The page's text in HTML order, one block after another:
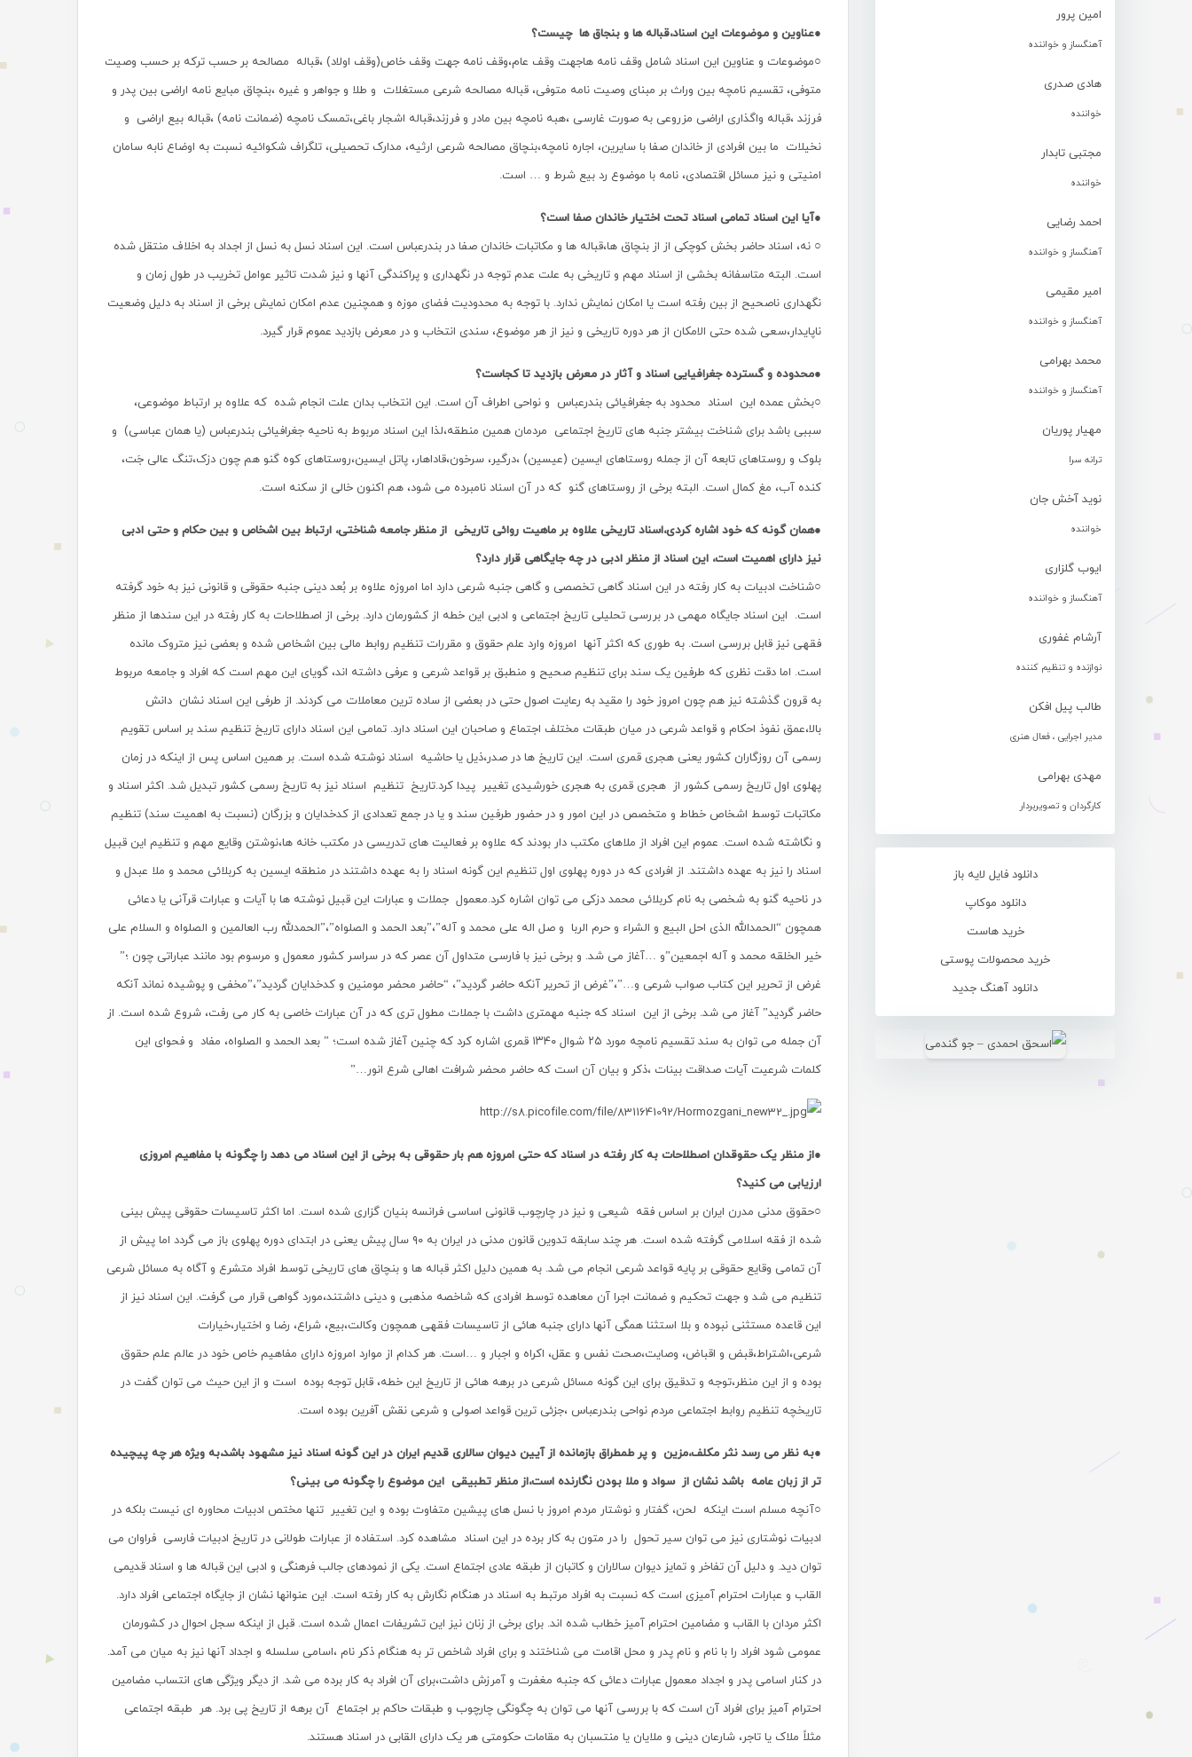
امین پرور
آهنگساز و خواننده
هادی صدری
خواننده
مجتبی تابدار
خواننده
احمد رضایی
آهنگساز و خواننده
امیر مقیمی
آهنگساز و خواننده
محمد بهرامی
آهنگساز و خواننده
مهیار پوریان
ترانه سرا
نوید آخش جان
خواننده
ایوب گلزاری
آهنگساز و خواننده
آرشام غفوری
نوازنده و تنظیم کننده
طالب پیل افکن
مدیر اجرایی ، فعال هنری
مهدی بهرامی
کارگردان و تصویربردار
دانلود فایل لایه باز
دانلود موکاپ
خرید هاست
خرید محصولات پوستی
دانلود آهنگ جدید
●عناوین و موضوعات این اسناد،قباله ها و بنجاق ها چیست؟
○موضوعات و عناوین این اسناد شامل وقف نامه هاجهت وقف عام،وقف نامه جهت وقف خاص(وقف اولاد) ،قباله مصالحه بر حسب ترکه بر حسب وصیت
متوفی، تقسیم نامچه بین وراث بر مبنای وصیت نامه متوفی، قباله مصالحه شرعی مستغلات و طلا و جواهر و غیره ،بنچاق مبایع نامه اراضی بین پدر و
فرزند ،قباله واگذاری اراضی مزروعی به صورت غارسی ،هبه نامچه بین مادر و فرزند،قباله اشجار باغی،تمسک نامچه (ضمانت نامه) ،قباله بیع اراضی و
نخیلات ما بین افرادی از خاندان صفا با سایرین، اجاره نامچه،بنچاق مصالحه شرعی ارثیه، مدارک تحصیلی، تلگراف شکوائیه نسبت به اوضاع نابه سامان
امنیتی و نیز مسائل اقتصادی، نامه با موضوع رد بیع شرط و … است.
●آیا این اسناد تمامی اسناد تحت اختیار خاندان صفا است؟
○ نه، اسناد حاضر بخش کوچکی از از بنچاق ها،قباله ها و مکاتبات خاندان صفا در بندرعباس است. این اسناد نسل به نسل از اجداد به اخلاف منتقل شده
است. البته متاسفانه بخشی از اسناد مهم و تاریخی به علت عدم توجه در نگهداری و پراکندگی آنها و نیز شدت تاثیر عوامل تخریب در طول زمان و
نگهداری ناصحیح از بین رفته است یا امکان نمایش ندارد. با توجه به محدودیت فضای موزه و همچنین عدم امکان نمایش برخی از اسناد به دلیل وضعیت
ناپایدار،سعی شده حتی الامکان از هر دوره تاریخی و نیز از هر موضوع، سندی انتخاب و در معرض بازدید عموم قرار گیرد.
●محدوده و گسترده جغرافیایی اسناد و آثار در معرض بازدید تا کجاست؟
○بخش عمده این اسناد محدود به جغرافیائی بندرعباس و نواحی اطراف آن است. این انتخاب بدان علت انجام شده که علاوه بر ارتباط موضوعی،
سببی باشد برای شناخت بیشتر جنبه های تاریخ اجتماعی مردمان همین منطقه،لذا این اسناد مربوط به ناحیه جغرافیائی بندرعباس (یا همان عباسی) و
بلوک و روستاهای تابعه آن از جمله روستاهای ایسین (عیسین) ،درگیر، سرخون،قاداهار، پاتل ایسین،روستاهای کوه گنو هم چون دزک،تنگ عالی جَت،
کنده آب، مغ کمال است. البته برخی از روستاهای گنو که در آن اسناد نامبرده می شود، هم اکنون خالی از سکنه است.
●همان گونه که خود اشاره کردی،اسناد تاریخی علاوه بر ماهیت روائی تاریخی از منظر جامعه شناختی، ارتباط بین اشخاص و بین حکام و حتی ادبی
نیز دارای اهمیت است، این اسناد از منظر ادبی در چه جایگاهی قرار دارد؟
○شناخت ادبیات به کار رفته در این اسناد گاهی تخصصی و گاهی جنبه شرعی دارد اما امروزه علاوه بر بُعد دینی جنبه حقوقی و قانونی نیز به خود گرفته
است. این اسناد جایگاه مهمی در بررسی تحلیلی تاریخ اجتماعی و ادبی این خطه از کشورمان دارد. برخی از اصطلاحات به کار رفته در این سندها از منظر
فقهی نیز قابل بررسی است‌. به طوری که اکثر آنها امروزه وارد علم حقوق و مقررات تنظیم روابط مالی بین اشخاص شده و بعضی نیز متروک مانده
است. اما دقت نظری که طرفین یک سند برای تنظیم صحیح و منطبق بر قواعد شرعی و عرفی داشته اند، گویای این مهم است که افراد و جامعه مربوط
به قرون گذشته نیز هم چون امروز خود را مقید به رعایت اصول حتی در بعضی از ساده ترین معاملات می کردند. از طرفی این اسناد نشان دانش
بالا،عمق نفوذ احکام و قواعد شرعی در میان طبقات مختلف اجتماع و صاحبان این اسناد دارد. تمامی این اسناد دارای تاریخ تنظیم سند بر اساس تقویم
رسمی آن روزگاران کشور یعنی هجری قمری است. این تاریخ ها در صدر،ذیل یا حاشیه اسناد نوشته شده است. بر همین اساس پس از اینکه در زمان
پهلوی اول تاریخ رسمی کشور از هجری قمری به هجری خورشیدی تغییر پیدا کرد.تاریخ تنظیم اسناد نیز به تاریخ رسمی کشور تبدیل شد. اکثر اسناد و
مکاتبات توسط اشخاص خطاط و متخصص در این امور و در حضور طرفین سند و یا در جمع تعدادی از کدخدایان و بزرگان (نسبت به اهمیت سند) تنظیم
و نگاشته شده است‌. عموم این افراد از ملاهای مکتب دار بودند که علاوه بر فعالیت های تدریسی در مکتب خانه ها،نوشتن وقایع مهم و تنظیم این قبیل
اسناد را نیز به عهده داشتند. از افرادی که در دوره پهلوی اول تنظیم این گونه اسناد را به عهده داشتند در منطقه ایسین به کربلائی محمد و ملا عبدل و
در ناحیه گنو به شخصی به نام کربلائی محمد دزکی می توان اشاره کرد.معمول جملات و عبارات این قبیل نوشته ها با آیات و عبارات قرآنی یا دعائی
همچون “الحمدالله الذی احل البیع و الشراء و حرم الربا و صل اله علی محمد و آله”،”بعد الحمد و الصلواه”،”الحمدلله رب العالمین و الصلواه و السلام علی
خیر الخلقه محمد و آله اجمعین”و …آغاز می شد. و برخی نیز با فارسی متداول آن عصر که در سراسر کشور معمول و مرسوم بود مانند عباراتی چون ؛”
غرض از تحریر این کتاب صواب شرعی و…”،”غرض از تحریر آنکه حاضر گردید”، “حاضر محضر مومنین و کدخدایان گردید”،”مخفی و پوشیده نماند آنکه
حاضر گردید” آغاز می شد. برخی از این اسناد که جنبه مهمتری داشت با جملات مطول تری که در آن عبارات خاصی به کار می رفت، شروع شده است. از
آن جمله می توان به سند تقسیم نامچه مورد ۲۵ شوال ۱۳۴۰ قمری اشاره کرد که چنین آغاز شده‌ است؛ ” بعد الحمد و الصلواه، مفاد و فحوای این
کلمات شرعیت آیات صداقت بینات ،ذکر و بیان آن است که حاضر محضر شرافت اهالی شرع انور…”
●از منظر یک حقوقدان اصطلاحات به کار رفته در اسناد که حتی امروزه هم بار حقوقی به برخی از این اسناد می دهد را چگونه با مفاهیم امروزی
ارزیابی می کنید؟
○حقوق مدنی مدرن ایران بر اساس فقه شیعی و نیز در چارچوب قانونی اساسی فرانسه بنیان گزاری شده است. اما اکثر تاسیسات حقوقی پیش بینی
شده از فقه اسلامی گرفته شده است. هر چند سابقه تدوین قانون مدنی در ایران به ۹۰ سال پیش یعنی در ابتدای دوره پهلوی باز می گردد اما پیش از
آن تمامی وقایع حقوقی بر پایه قواعد شرعی انجام می شد. به همین دلیل اکثر قباله ها و بنچاق های تاریخی توسط افراد متشرع و آگاه به مسائل شرعی
تنظیم می شد و جهت تحکیم و ضمانت اجرا آن معاهده توسط افرادی که شاخصه مذهبی و دینی داشتند،مورد گواهی قرار می گرفت. این اسناد نیز از
این قاعده مستثنی نبوده و بلا استثنا همگی آنها دارای جنبه هائی از تاسیسات فقهی همچون وکالت،بیع، شراع، رضا و اختیار،خیارات
شرعی،اشتراط،قبض و اقباض، وصایت،صحت نفس و عقل، اکراه و اجبار و …است. هر کدام از موارد امروزه دارای مفاهیم خاص خود در عالم علم حقوق
بوده و از این منظر،توجه و تدقیق برای این گونه مسائل شرعی در برهه هائی از تاریخ این خطه، قابل توجه بوده است و از این حیث می توان گفت در
تاریخچه تنظیم روابط اجتماعی مردم نواحی بندرعباس ،جزئی ترین قواعد اصولی و شرعی نقش آفرین بوده است.
●به نظر می رسد نثر مکلف،مزین و پر طمطراق بازمانده از آیین دیوان سالاری قدیم ایران در این گونه اسناد نیز مشهود باشد،به ویژه هر چه پیچیده
تر از زبان عامه باشد نشان از سواد و ملا بودن نگارنده است،از منظر تطبیقی این موضوع را چگونه می بینی؟
○آنچه مسلم است اینکه لحن، گفتار و نوشتار مردم امروز با نسل های پیشین متفاوت بوده و این تغییر تنها مختص ادبیات محاوره ای نیست بلکه در
ادبیات نوشتاری نیز می توان سیر تحول را در متون به کار برده در این اسناد مشاهده کرد. استفاده از عبارات طولانی در تاریخ ادبیات فارسی فراوان می
توان دید. و دلیل آن تفاخر و تمایز دیوان سالاران و کاتبان از طبقه عادی اجتماع است. یکی از نمودهای جالب فرهنگی و ادبی این قباله ها و اسناد قدیمی
القاب و عبارات احترام آمیزی است که نسبت به افراد مرتبط به اسناد در هنگام نگارش به کار رفته است. این عنوانها نشان از جایگاه اجتماعی افراد دارد.
اکثر مردان با القاب و مضامین احترام آمیز خطاب شده اند. برای برخی از زنان نیز این تشریفات اعمال شده است. قبل از اینکه سجل احوال در کشورمان
عمومی شود افراد را با نام و نام پدر و محل اقامت می شناختند و برای افراد شاخص تر به هنگام ذکر نام ،اسامی سلسله و اجداد آنها نیز به میان می آمد.
در کنار اسامی پدر و اجداد معمول عبارات دعائی که جنبه مغفرت و آمرزش داشت،برای آن افراد به کار برده می شد. از دیگر ویژگی های انتساب مضامین
احترام آمیز برای افراد آن است که با بررسی آنها می توان به چگونگی چارچوب و طبقات حاکم بر اجتماع آن برهه از تاریخ پی برد. هر طبقه اجتماعی
مثلاً ملاک یا تاجر، شارعان دینی و ملایان یا منتسبان به مقامات حکومتی هر یک دارای القابی در اسناد هستند.